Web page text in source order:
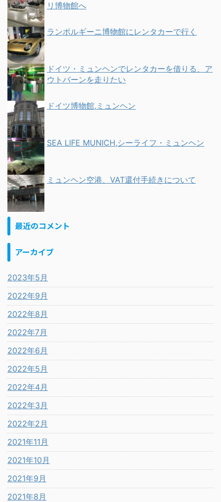
リ博物館へ
ランボルギーニ博物館にレンタカーで行く
ドイツ・ミュンヘンでレンタカーを借りる、ア
ウトバーンを走りたい
ドイツ博物館,ミュンヘン
SEA LIFE MUNICH,シーライフ・ミュンヘン
ミュンヘン空港、VAT還付手続きについて
最近のコメント
アーカイブ
2023年5月
2022年9月
2022年8月
2022年7月
2022年6月
2022年5月
2022年4月
2022年3月
2022年2月
2021年11月
2021年10月
2021年9月
2021年8月